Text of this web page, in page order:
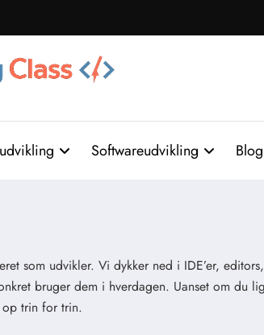
Softwareudvikling Blog
som udvikler. Vi dykker ned i IDE’er, editors,
bruger dem i hverdagen. Uanset om du
trin for trin.